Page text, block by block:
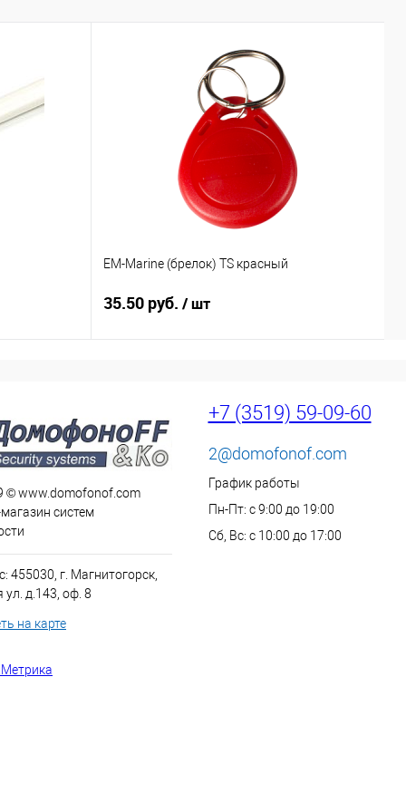
EM-Marine (брелок) TS красный
35.50 руб. / шт
© www.domofonof.com
систем
455030, г. Магнитогорск,
ул. д.143, оф. 8
на карте
+7 (3519) 59-09-60
2@domofonof.com
График работы
Пн-Пт: с 9:00 до 19:00
Сб, Вс: с 10:00 до 17:00